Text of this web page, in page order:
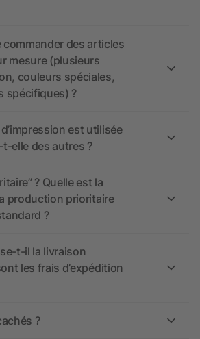
des articles
mesure (plusieurs
couleurs spéciales,
spécifiques) ?
est utilisée
elle des autres ?
? Quelle est la
production prioritaire
?
t-il la livraison
les frais d’expédition
?